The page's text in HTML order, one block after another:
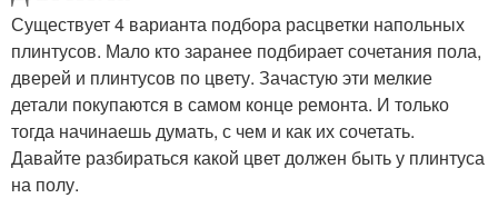
Существует 4 варианта подбора расцветки напольных
плинтусов. Мало кто заранее подбирает сочетания пола,
дверей и плинтусов по цвету. Зачастую эти мелкие
детали покупаются в самом конце ремонта. И только
тогда начинаешь думать, с чем и как их сочетать.
Давайте разбираться какой цвет должен быть у плинтуса
на полу.